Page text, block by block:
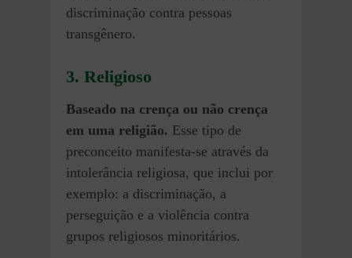
discriminação contra pessoas
transgênero.
3. Religioso
Baseado na crença ou não crença
em uma religião. Esse tipo de
preconceito manifesta-se através da
intolerância religiosa, que inclui por
exemplo: a discriminação, a
perseguição e a violência contra
grupos religiosos minoritários.